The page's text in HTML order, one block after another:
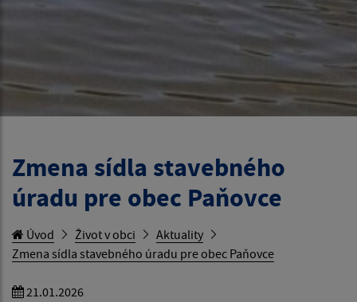
Zmena sídla stavebného
úradu pre obec Paňovce
Úvod Život v obci
Aktuality
Zmena sídla stavebného úradu pre obec Paňovce
21.01.2026